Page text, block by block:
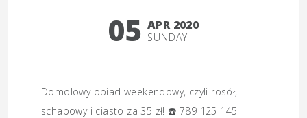
05 APR 2020
SUNDAY
Domolowy obiad weekendowy, czyli rosół,
schabowy i ciasto za 35 zł! ☎️ 789 125 145